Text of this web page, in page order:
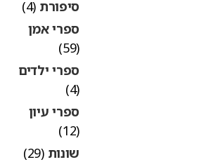
סיפורת(4)
ספרי אמן
ספרי ילדים
ספרי עיון
שונות(29)